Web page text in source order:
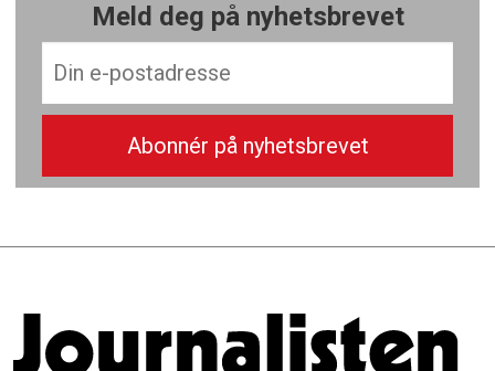
Meld deg på nyhetsbrevet